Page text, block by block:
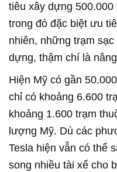
tiêu xây dựng
trong đó đặc biệt ưu
nhiên, những trạm
dựng, thậm chí là
Hiện Mỹ có gần
chỉ có khoảng 6.600
khoảng 1.600 trạm
lượng Mỹ. Dù các
Tesla hiện vẫn có thể
song nhiều tài xế cho